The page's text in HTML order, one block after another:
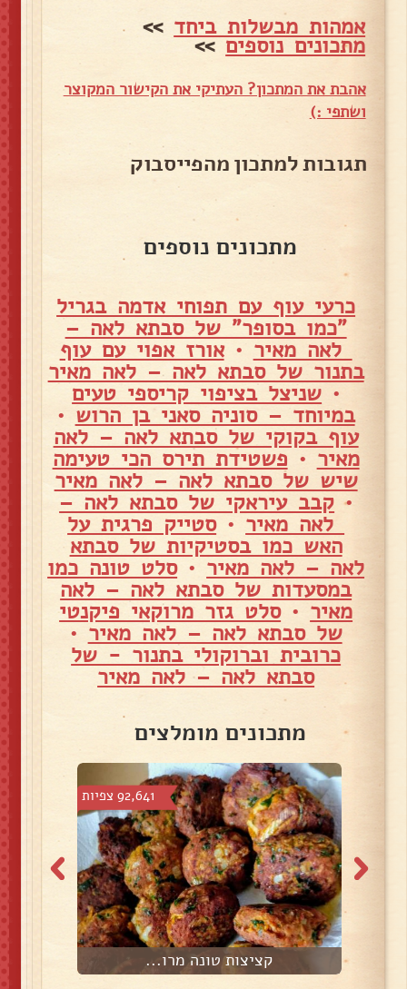
אמהות מבשלות ביחד >>
מתכונים נוספים>>
אהבת את המתכון? העתיקי את הקישור המקוצר
ושתפי :)
תגובות למתכון מהפייסבוק
מתכונים נוספים
כרעי עוף עם תפוחי אדמה בגריל
"כמו בסופר" של סבתא לאה –
לאה מאיר •אורז אפוי עם עוף
בתנור של סבתא לאה – לאה מאיר
• שניצל בציפוי קריספי טעים
במיוחד – סוניה סאני בן הרוש •
עוף בקוקי של סבתא לאה – לאה
מאיר • פשטידת תירס הכי טעימה
שיש של סבתא לאה – לאה מאיר
• קבב עיראקי של סבתא לאה –
לאה מאיר •סטייק פרגית על
האש כמו בסטיקיות של סבתא
לאה – לאה מאיר •סלט טונה כמו
במסעדות של סבתא לאה – לאה
מאיר •סלט גזר מרוקאי פיקנטי
של סבתא לאה – לאה מאיר •
כרובית וברוקולי בתנור - של
סבתא לאה – לאה מאיר
מתכונים מומלצים
92,641 צפיות
קציצות טונה מרו...